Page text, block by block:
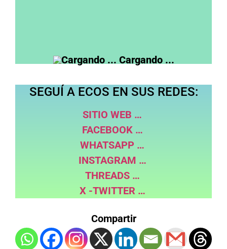
Cargando ...
SEGUÍ A ECOS EN SUS REDES:
SITIO WEB …
FACEBOOK …
WHATSAPP …
INSTAGRAM …
THREADS …
X -TWITTER …
Compartir